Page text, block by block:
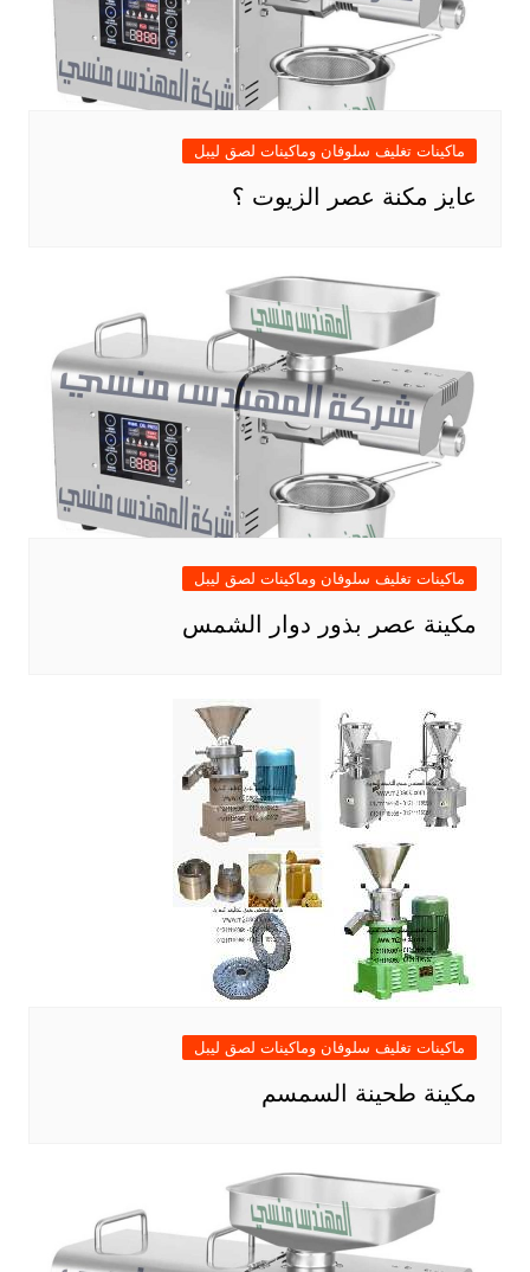
ماكينات تغليف سلوفان وماكينات لصق ليبل
عايز مكنة عصر الزيوت ؟
ماكينات تغليف سلوفان وماكينات لصق ليبل
مكينة عصر بذور دوار الشمس
ماكينات تغليف سلوفان وماكينات لصق ليبل
مكينة طحينة السمسم